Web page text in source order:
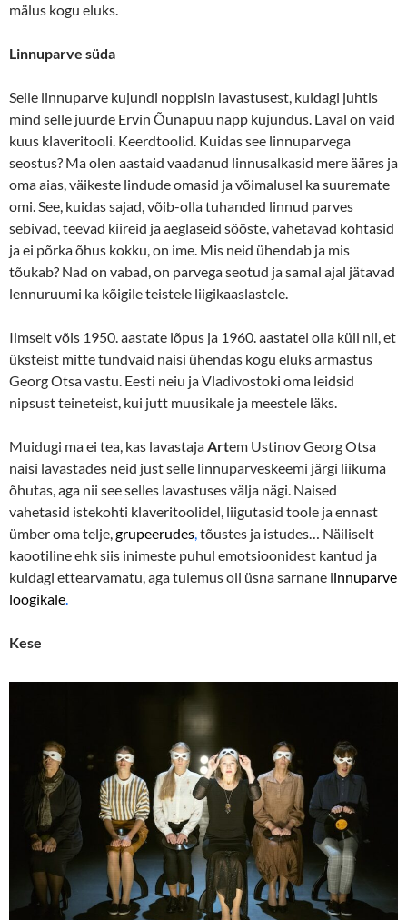
mälus kogu eluks.
Linnuparve süda
Selle linnuparve kujundi noppisin lavastusest, kuidagi juhtis
mind selle juurde Ervin Õunapuu napp kujundus. Laval on vaid
kuus klaveritooli. Keerdtoolid. Kuidas see linnuparvega
seostus? Ma olen aastaid vaadanud linnusalkasid mere ääres ja
oma aias, väikeste lindude omasid ja võimalusel ka suuremate
omi. See, kuidas sajad, võib-olla tuhanded linnud parves
sebivad, teevad kiireid ja aeglaseid sööste, vahetavad kohtasid
ja ei põrka õhus kokku, on ime. Mis neid ühendab ja mis
tõukab? Nad on vabad, on parvega seotud ja samal ajal jätavad
lennuruumi ka kõigile teistele liigikaaslastele.
Ilmselt võis 1950. aastate lõpus ja 1960. aastatel olla küll nii, et
üksteist mitte tundvaid naisi ühendas kogu eluks armastus
Georg Otsa vastu. Eesti neiu ja Vladivostoki oma leidsid
nipsust teineteist, kui jutt muusikale ja meestele läks.
Muidugi ma ei tea, kas lavastajaArtem Ustinov Georg Otsa
naisi lavastades neid just selle linnuparveskeemi järgi liikuma
õhutas, aga nii see selles lavastuses välja nägi. Naised
vahetasid istekohti klaveritoolidel, liigutasid toole ja ennast
ümber oma telje,grupeerudes,tõustes ja istudes… Näiliselt
kaootiline ehk siis inimeste puhul emotsioonidest kantud ja
kuidagi ettearvamatu, aga tulemus oli üsna sarnane linnuparve
loogikale.
Kese